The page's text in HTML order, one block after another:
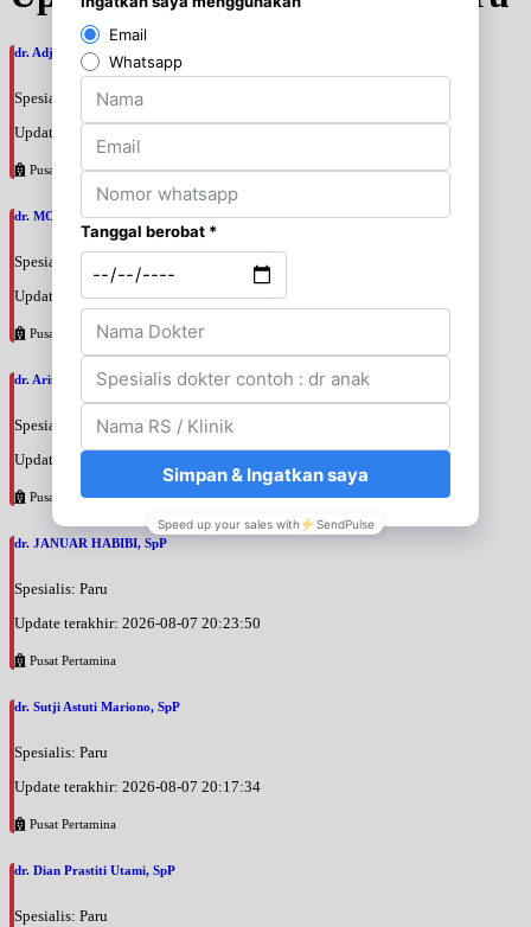
dr. Adji Suprajitno, SpPD
Spesialis: Penyakit Dalam
Update terakhir: 2026-08-07 20:37:59
Pusat Pertamina
dr. MOCHAMAD PASHA, SpPD
Spesialis: Penyakit Dalam
Update terakhir: 2026-08-07 20:35:45
Pusat Pertamina
dr. Arini Purwono, SpP
Spesialis: Paru
Update terakhir: 2026-08-07 20:25:58
Pusat Pertamina
dr. JANUAR HABIBI, SpP
Spesialis: Paru
Update terakhir: 2026-08-07 20:23:50
Pusat Pertamina
dr. Sutji Astuti Mariono, SpP
Spesialis: Paru
Update terakhir: 2026-08-07 20:17:34
Pusat Pertamina
dr. Dian Prastiti Utami, SpP
Spesialis: Paru